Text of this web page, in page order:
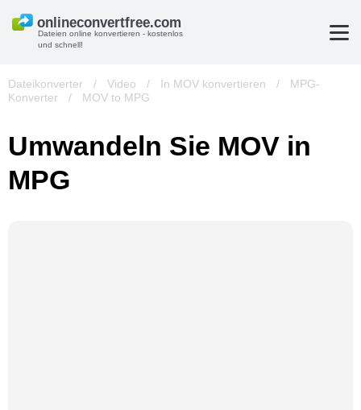
Dateien online konvertieren - kostenlos
und schnell!
Dateikonverter / Video / In MOV konvertieren /
MPG-
Konverter
/ MOV to MPG
Umwandeln Sie MOV in
MPG